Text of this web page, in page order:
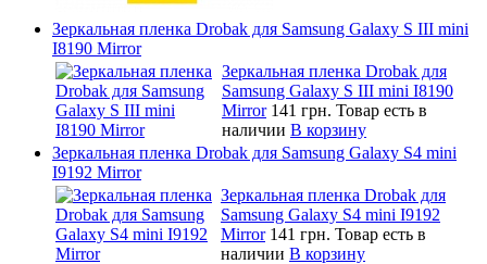
Зеркальная пленка Drobak для Samsung Galaxy S III mini
I8190 Mirror
Зеркальная пленка Drobak для
Samsung Galaxy S III mini I8190
Mirror 141 грн. Товар есть в
наличии В корзину
Зеркальная пленка Drobak для Samsung Galaxy S4 mini
I9192 Mirror
Зеркальная пленка Drobak для
Samsung Galaxy S4 mini I9192
Mirror 141 грн. Товар есть в
наличии В корзину